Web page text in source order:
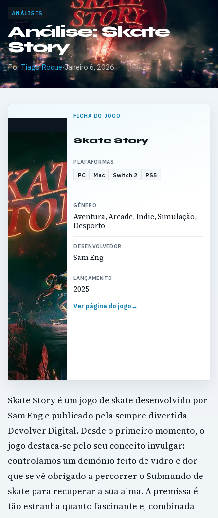
ANÁLISES
Análise: Skate
Story
Por Tiago Roque·Janeiro 6, 2026
FICHA DO JOGO
Skate Story
PLATAFORMAS
PC Mac Switch 2 PS5
GÉNERO
Aventura, Arcade, Indie, Simulação,
Desporto
DESENVOLVEDOR
Sam Eng
LANÇAMENTO
2025
Ver página do jogo→
Skate Story é um jogo de skate desenvolvido por
Sam Eng e publicado pela sempre divertida
Devolver Digital. Desde o primeiro momento, o
jogo destaca-se pelo seu conceito invulgar:
controlamos um demónio feito de vidro e dor
que se vê obrigado a percorrer o Submundo de
skate para recuperar a sua alma. A premissa é
tão estranha quanto fascinante e, combinada